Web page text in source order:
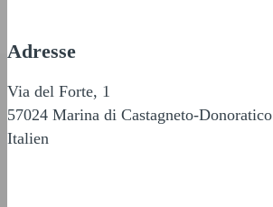
Adresse
Via del Forte, 1
57024 Marina di Castagneto-Donoratico
Italien